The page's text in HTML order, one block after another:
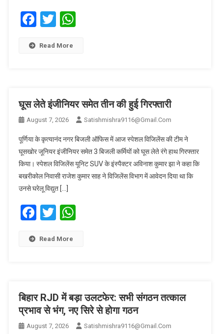
Facebook
TwitterWhatsApp
Read More
घूस लेते इंजीनियर समेत तीन की हुई गिरफ्तारी
August 7, 2026 Satishmishra9116@gmail.com
पूर्णिया के कृत्यानंद नगर बिजली ऑफिस में आज स्पेशल विजिलेंस की टीम ने
घूसखोर जूनियर इंजीनियर समेत 3 बिजली कर्मियों को घूस लेते रंगे हाथ गिरफ्तार
किया। स्पेशल विजिलेंस यूनिट SUV के इंस्पैक्टर अविनाश कुमार झा ने कहा कि
बखरीकोल निवासी राजेश कुमार साह ने विजिलेंस विभाग में आवेदन दिया था कि
उनसे घरेलू विद्युत […]
Facebook
TwitterWhatsApp
Read More
बिहार RJD में बड़ा उलटफेर: सभी संगठन तत्काल
प्रभाव से भंग, नए सिरे से होगा गठन
August 7, 2026 Satishmishra9116@gmail.com